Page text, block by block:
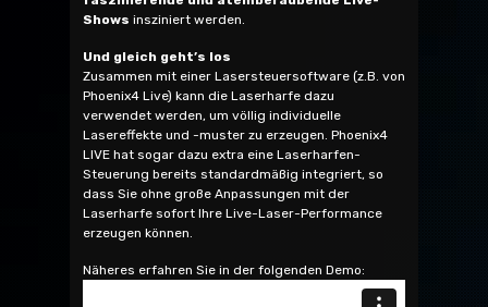
Shows insziniert werden.
Und gleich geht’s los
Zusammen mit einer Lasersteuersoftware (z.B. von
Phoenix4 Live) kann die Laserharfe dazu
verwendet werden, um völlig individuelle
Lasereffekte und -muster zu erzeugen. Phoenix4
LIVE hat sogar dazu extra eine Laserharfen-
Steuerung bereits standardmäßig integriert, so
dass Sie ohne große Anpassungen mit der
Laserharfe sofort Ihre Live-Laser-Performance
erzeugen können.
Näheres erfahren Sie in der folgenden Demo: